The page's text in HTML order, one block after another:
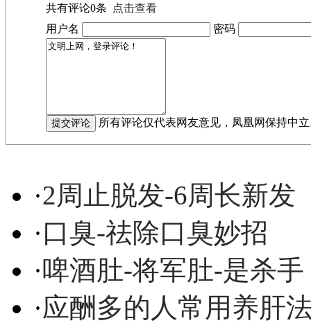
共有评论0条
点击查看
用户名
密码
所有评论仅代表网友意见，凤凰网保持中
·2周止脱发-6周长新发
·口臭-祛除口臭妙招
·啤酒肚-将军肚-是杀手
·应酬多的人常用养肝